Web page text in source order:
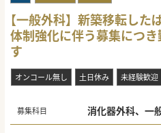
【一般外科】新築移転した
体制強化に伴う募集につ
す
オンコール無し 土日休み 未経験歓迎
募集科目 消化器外科、一